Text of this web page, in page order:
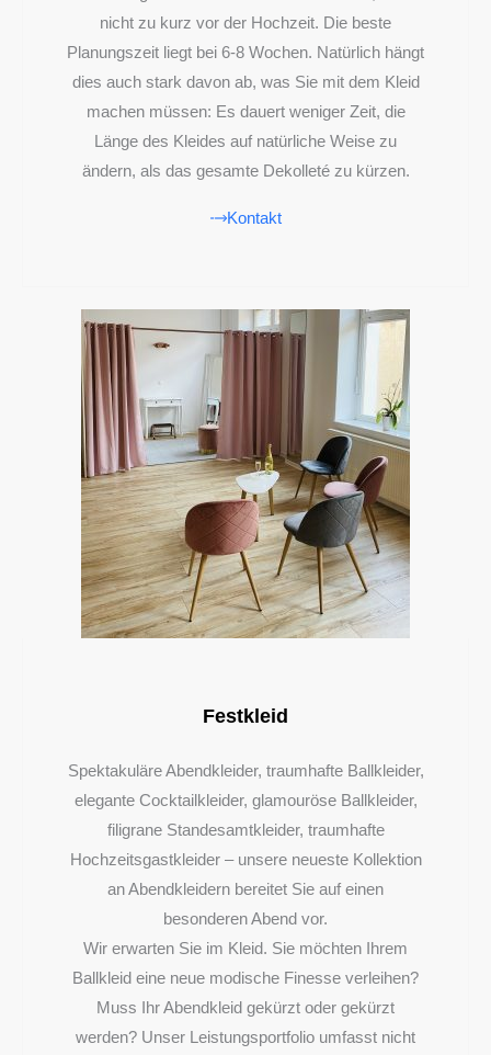
nicht zu kurz vor der Hochzeit. Die beste
Planungszeit liegt bei 6-8 Wochen. Natürlich hängt
dies auch stark davon ab, was Sie mit dem Kleid
machen müssen: Es dauert weniger Zeit, die
Länge des Kleides auf natürliche Weise zu
ändern, als das gesamte Dekolleté zu kürzen.
Kontakt
Festkleid
Spektakuläre Abendkleider, traumhafte Ballkleider,
elegante Cocktailkleider, glamouröse Ballkleider,
filigrane Standesamtkleider, traumhafte
Hochzeitsgastkleider – unsere neueste Kollektion
an Abendkleidern bereitet Sie auf einen
besonderen Abend vor.
Wir erwarten Sie im Kleid. Sie möchten Ihrem
Ballkleid eine neue modische Finesse verleihen?
Muss Ihr Abendkleid gekürzt oder gekürzt
werden? Unser Leistungsportfolio umfasst nicht